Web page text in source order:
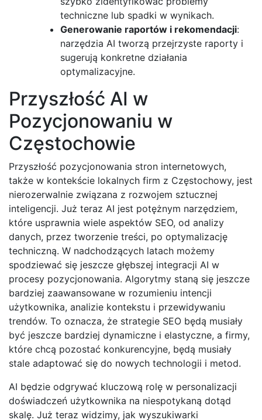
techniczne lub spadki w wynikach.
Generowanie raportów i rekomendacji:
narzędzia AI tworzą przejrzyste raporty i
sugerują konkretne działania
optymalizacyjne.
Przyszłość AI w
Pozycjonowaniu w
Częstochowie
Przyszłość pozycjonowania stron internetowych,
także w kontekście lokalnych firm z Częstochowy, jest
nierozerwalnie związana z rozwojem sztucznej
inteligencji. Już teraz AI jest potężnym narzędziem,
które usprawnia wiele aspektów SEO, od analizy
danych, przez tworzenie treści, po optymalizację
techniczną. W nadchodzących latach możemy
spodziewać się jeszcze głębszej integracji AI w
procesy pozycjonowania. Algorytmy staną się jeszcze
bardziej zaawansowane w rozumieniu intencji
użytkownika, analizie kontekstu i przewidywaniu
trendów. To oznacza, że strategie SEO będą musiały
być jeszcze bardziej dynamiczne i elastyczne, a firmy,
które chcą pozostać konkurencyjne, będą musiały
stale adaptować się do nowych technologii i metod.
AI będzie odgrywać kluczową rolę w personalizacji
doświadczeń użytkownika na niespotykaną dotąd
skalę. Już teraz widzimy, jak wyszukiwarki